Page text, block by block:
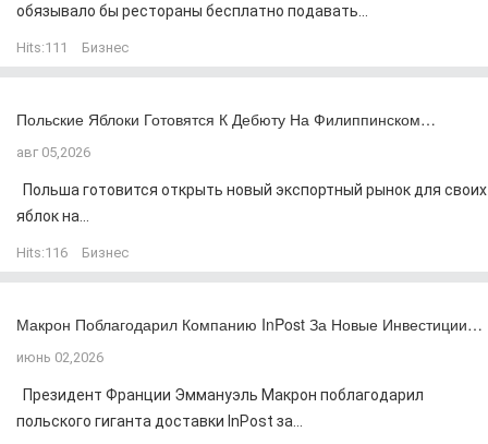
обязывало бы рестораны бесплатно подавать...
Hits:111 Бизнес
Польские Яблоки Готовятся К Дебюту На Филиппинском…
авг 05,2026
Польша готовится открыть новый экспортный рынок для своих
яблок на...
Hits:116 Бизнес
Макрон Поблагодарил Компанию InPost За Новые Инвестиции…
июнь 02,2026
Президент Франции Эммануэль Макрон поблагодарил
польского гиганта доставки InPost за...